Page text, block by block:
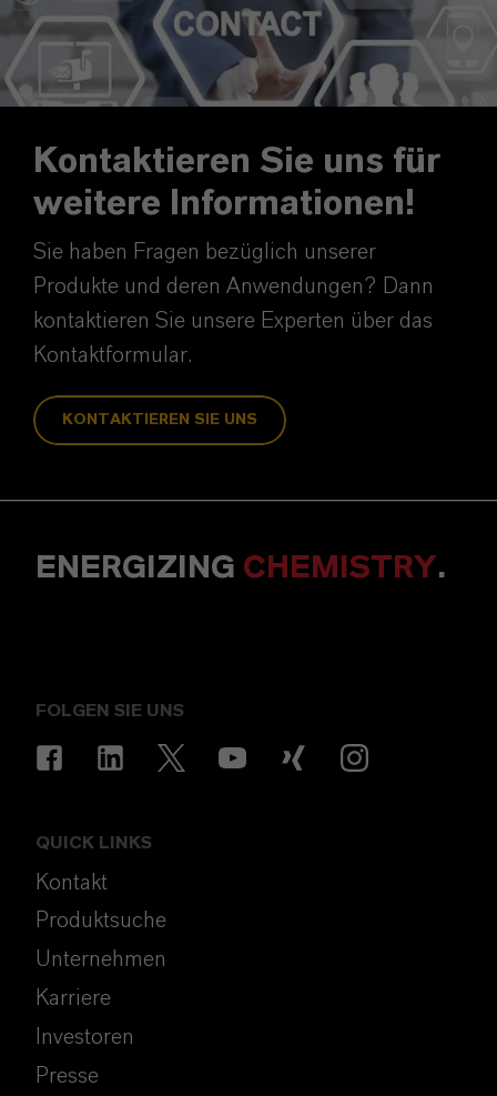
Kontaktieren Sie uns für
weitere Informationen!
Sie haben Fragen bezüglich unserer
Produkte und deren Anwendungen? Dann
kontaktieren Sie unsere Experten über das
Kontaktformular.
KONTAKTIEREN SIE UNS
ENERGIZING CHEMISTRY.
FOLGEN SIE UNS
QUICK LINKS
Kontakt
Produktsuche
Unternehmen
Karriere
Investoren
Presse